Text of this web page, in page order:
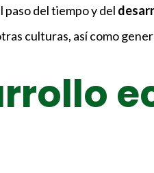
del tiempo y del
culturas, así como